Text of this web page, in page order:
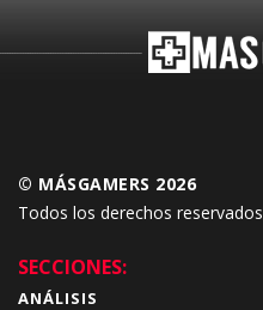
© MÁSGAMERS 2026
Todos los derechos reservados
SECCIONES:
ANÁLISIS